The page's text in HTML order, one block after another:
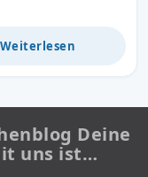
Weiterlesen
Deine
uns ist…